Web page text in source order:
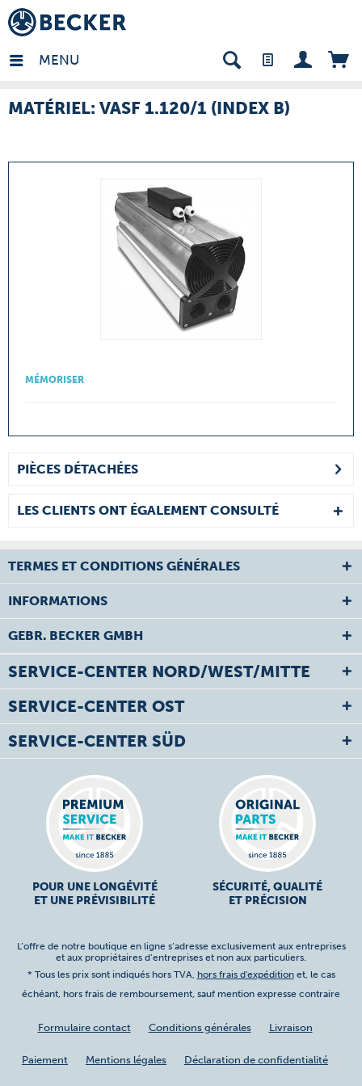
MENU
- FR
MATÉRIEL: VASF 1.120/1 (INDEX B)
MÉMORISER
PIÈCES DÉTACHÉES
LES CLIENTS ONT ÉGALEMENT CONSULTÉ
TERMES ET CONDITIONS GÉNÉRALES
INFORMATIONS
GEBR. BECKER GMBH
SERVICE-CENTER NORD/WEST/MITTE
SERVICE-CENTER OST
SERVICE-CENTER SÜD
POUR UNE LONGÉVITÉ
ET UNE PRÉVISIBILITÉ
SÉCURITÉ, QUALITÉ
ET PRÉCISION
L’offre de notre boutique en ligne s’adresse exclusivement aux entreprises
et aux propriétaires d’entreprises et non aux particuliers.
* Tous les prix sont indiqués hors TVA, hors frais d'expéditionet, le cas
échéant, hors frais de remboursement, sauf mention expresse contraire
Formulaire contact Conditions générales Livraison
Paiement Mentions légales Déclaration de confidentialité